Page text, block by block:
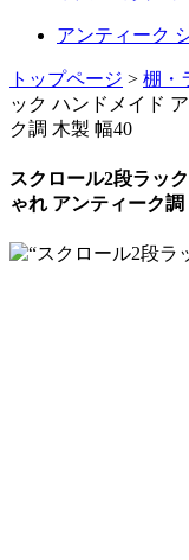
アンティーク
トップページ > 棚・
ック ハンドメイド
ク調 木製 幅40
スクロール2段ラッ
ゃれ アンティーク調